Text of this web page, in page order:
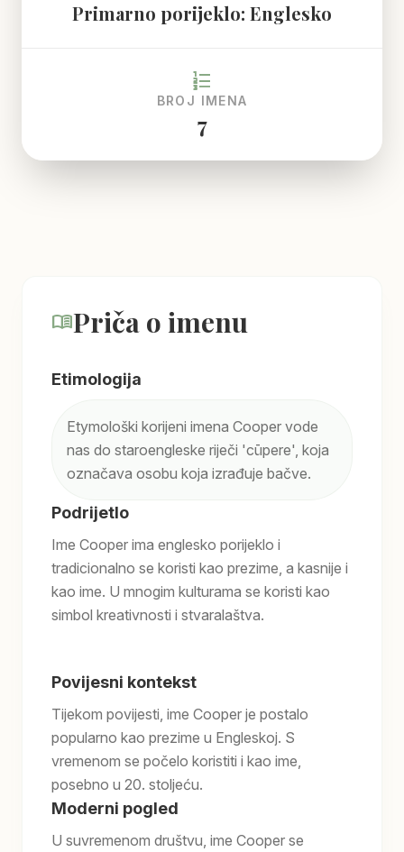
Primarno porijeklo: Englesko
format_list_numbered
BROJ IMENA
7
menu_bookPriča o imenu
Etimologija
Etymološki korijeni imena Cooper vode
nas do staroengleske riječi 'cūpere', koja
označava osobu koja izrađuje bačve.
Podrijetlo
Ime Cooper ima englesko porijeklo i
tradicionalno se koristi kao prezime, a kasnije i
kao ime. U mnogim kulturama se koristi kao
simbol kreativnosti i stvaralaštva.
Povijesni kontekst
Tijekom povijesti, ime Cooper je postalo
popularno kao prezime u Engleskoj. S
vremenom se počelo koristiti i kao ime,
posebno u 20. stoljeću.
Moderni pogled
U suvremenom društvu, ime Cooper se